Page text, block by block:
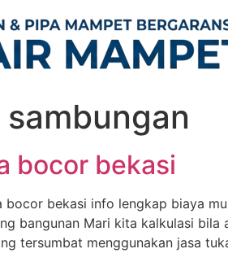
bocor bekasi
bocor bekasi info lengkap biaya
bangunan Mari kita kalkulasi
tersumbat menggunakan jasa